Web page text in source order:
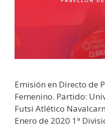
Emisión en Directo de
Femenino. Partido:
Futsi Atlético
Enero de 2020 1ª